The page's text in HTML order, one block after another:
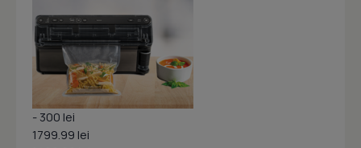
- 300 lei
1799.99 lei